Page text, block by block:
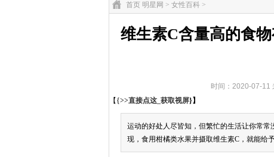
首页 明星网 > 女性百科 >
维生素C含量高的食
时间：2020-07-11
【{>>直接点这_获取视屏}】
运动的好处人尽皆知，但繁忙的生活让你常常
现，食用柑橘类水果并摄取维生素C，就能给